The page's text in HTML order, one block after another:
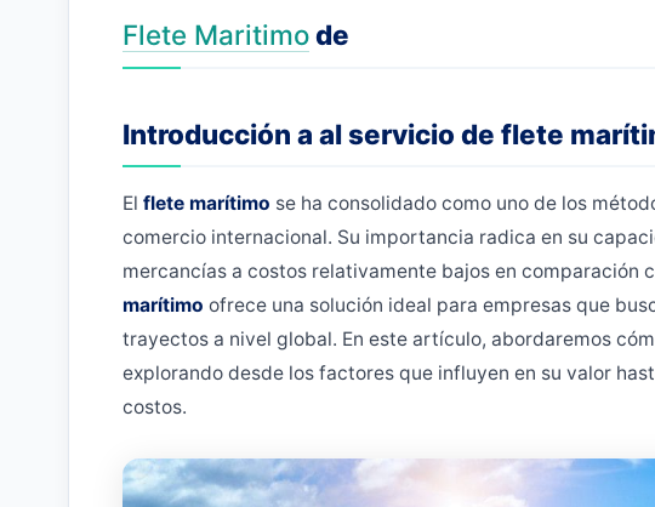
Flete Maritimode
Introducción a al servicio de flete
El flete marítimo se ha consolidado como uno de los
comercio internacional. Su importancia radica en su
mercancías a costos relativamente bajos en comparación
marítimo ofrece una solución ideal para empresas que
trayectos a nivel global. En este artículo, abordaremos
explorando desde los factores que influyen en su valor
costos.